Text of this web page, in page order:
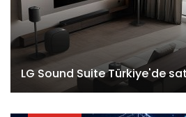
LG Sound Suite Türkiye'de